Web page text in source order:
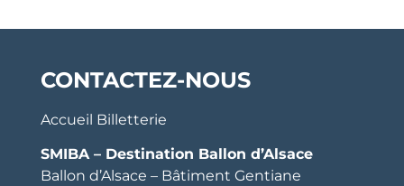
CONTACTEZ-NOUS
Accueil Billetterie
SMIBA – Destination Ballon d’Alsace
Ballon d’Alsace – Bâtiment Gentiane